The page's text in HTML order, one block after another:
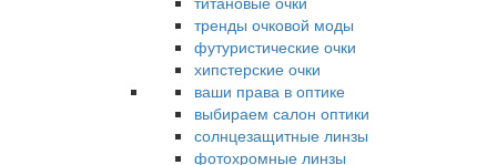
тренды очковой моды
футуристические очки
хипстерские очки
ваши права в оптике
выбираем салон оптики
солнцезащитные линзы
фотохромные линзы